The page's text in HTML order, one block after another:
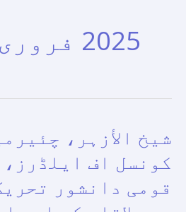
2025 فروری
شیخ الأزہر،
کونسل اف
قومی دانشور
شیخ
الأزہر،
چئیرمین
مسلم